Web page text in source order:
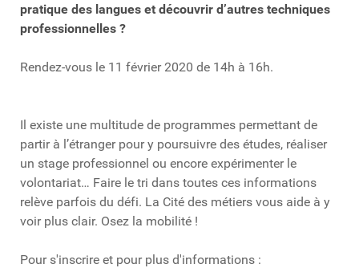
pratique des langues et découvrir d’autres techniques
professionnelles ?
Rendez-vous le 11 février 2020 de 14h à 16h.
Il existe une multitude de programmes permettant de
partir à l’étranger pour y poursuivre des études, réaliser
un stage professionnel ou encore expérimenter le
volontariat… Faire le tri dans toutes ces informations
relève parfois du défi. La Cité des métiers vous aide à y
voir plus clair. Osez la mobilité !
Pour s'inscrire et pour plus d'informations :